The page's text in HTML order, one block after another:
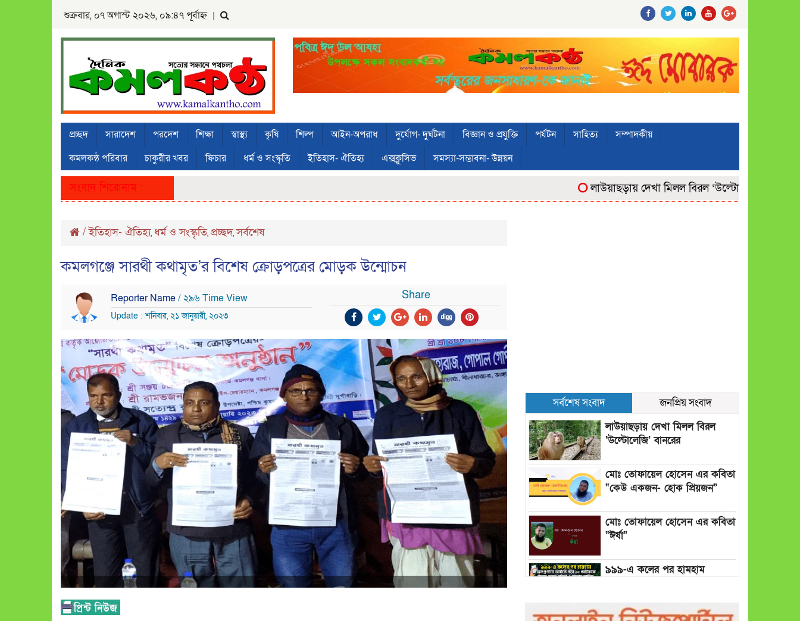
শুক্রবার, ০৭ অগাস্ট ২০২৬, ০৯:৪৭ পূর্বাহ্ন |
প্রচ্ছদ সারাদেশ পরদেশ শিক্ষা স্বাস্থ্য কৃষি শিল্প আইন-অপরাধ দুর্যোগ- দুর্ঘটনা বিজ্ঞান ও প্রযুক্তি পর্যটন সাহিত্য
সম্পাদকীয়
কমলকন্ঠ পরিবার
চাকুরীর খবর ফিচার ধর্ম ও সংস্কৃতি ইতিহাস- ঐতিহ্য এক্সক্লুসিভ সমস্যা-সম্ভাবনা- উন্নয়ন
সংবাদ শিরোনাম : লাউয়াছড়ায় দেখা মিলল বিরল ‘উল্টোলেজি’ বানরের
/ইতিহাস- ঐতিহ্য, ধর্ম ও সংস্কৃতি, প্রচ্ছদ,সর্বশেষ
কমলগঞ্জে সারথী কথামৃত’র বিশেষ ক্রোড়পত্রের মোড়ক উন্মোচন
Reporter Name/ ২৯৬ Time View
Update : শনিবার, ২১ জানুয়ারী, ২০২৩
Share
সর্বশেষ সংবাদ
জনপ্রিয় সংবাদ
লাউয়াছড়ায় দেখা মিলল বিরল
‘উল্টোলেজি’ বানরের
মোঃ তোফায়েল হোসেন এর কবিতা
“কেউ একজন- হোক প্রিয়জন”
মোঃ তোফায়েল হোসেন এর কবিতা
“ঈর্ষা”
৯৯৯-এ কলের পর হামহাম
ফায়ার সার্ভিস